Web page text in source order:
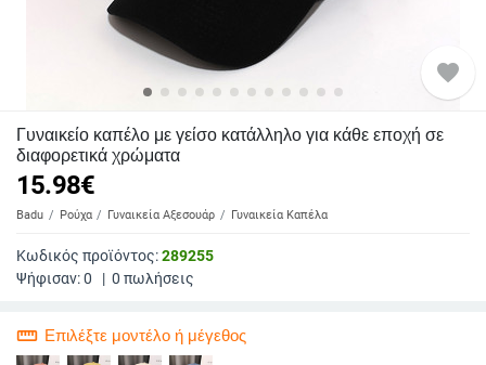
favorite
Γυναικείο καπέλο με γείσο κατάλληλο για κάθε εποχή σε
διαφορετικά χρώματα
15.98€
Badu Ρούχα Γυναικεία Αξεσουάρ Γυναικεία Καπέλα
Κωδικός προϊόντος:289255
Ψήφισαν:0 | 0 πωλήσεις
straighten Επιλέξτε μοντέλο ή μέγεθος